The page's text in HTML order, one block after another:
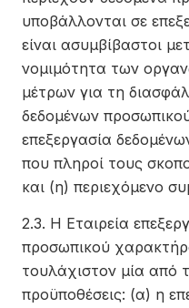
υποβάλλονται σε
είναι ασυμβίβαστοι
νομιμότητα των
μέτρων για τη
δεδομένων
επεξεργασία
που πληροί τους
και (η) περιεχόμενο
2.3. Η Εταιρεία
προσωπικού
τουλάχιστον μία από
προϋποθέσεις: (α) η